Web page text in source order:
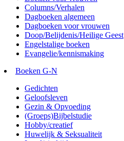
Columns/Verhalen
Dagboeken algemeen
Dagboeken voor vrouwen
Doop/Belijdenis/Heilige Geest
Engelstalige boeken
Evangelie/kennismaking
Boeken G-N
Gedichten
Geloofsleven
Gezin & Opvoeding
(Groeps)Bijbelstudie
Hobby/creatief
Huwelijk & Seksualiteit